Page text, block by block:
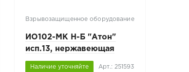
Взрывозащищенное оборудование
ИО102-МК Н-Б "Атон"
исп.13, нержавеющая
сталь
Наличие уточняйте Арт.: 251593